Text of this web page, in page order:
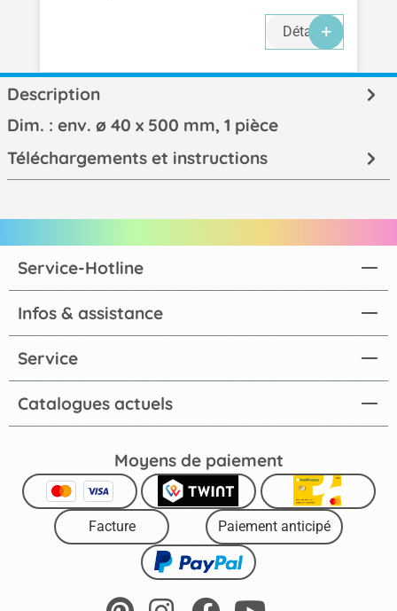
Détails
Description
Dim. : env. ø 40 x 500 mm, 1 pièce
Téléchargements et instructions
Catalogues actuels
Service-Hotline
Infos & assistance
Service
Moyens de paiement
Facture Paiement anticipé